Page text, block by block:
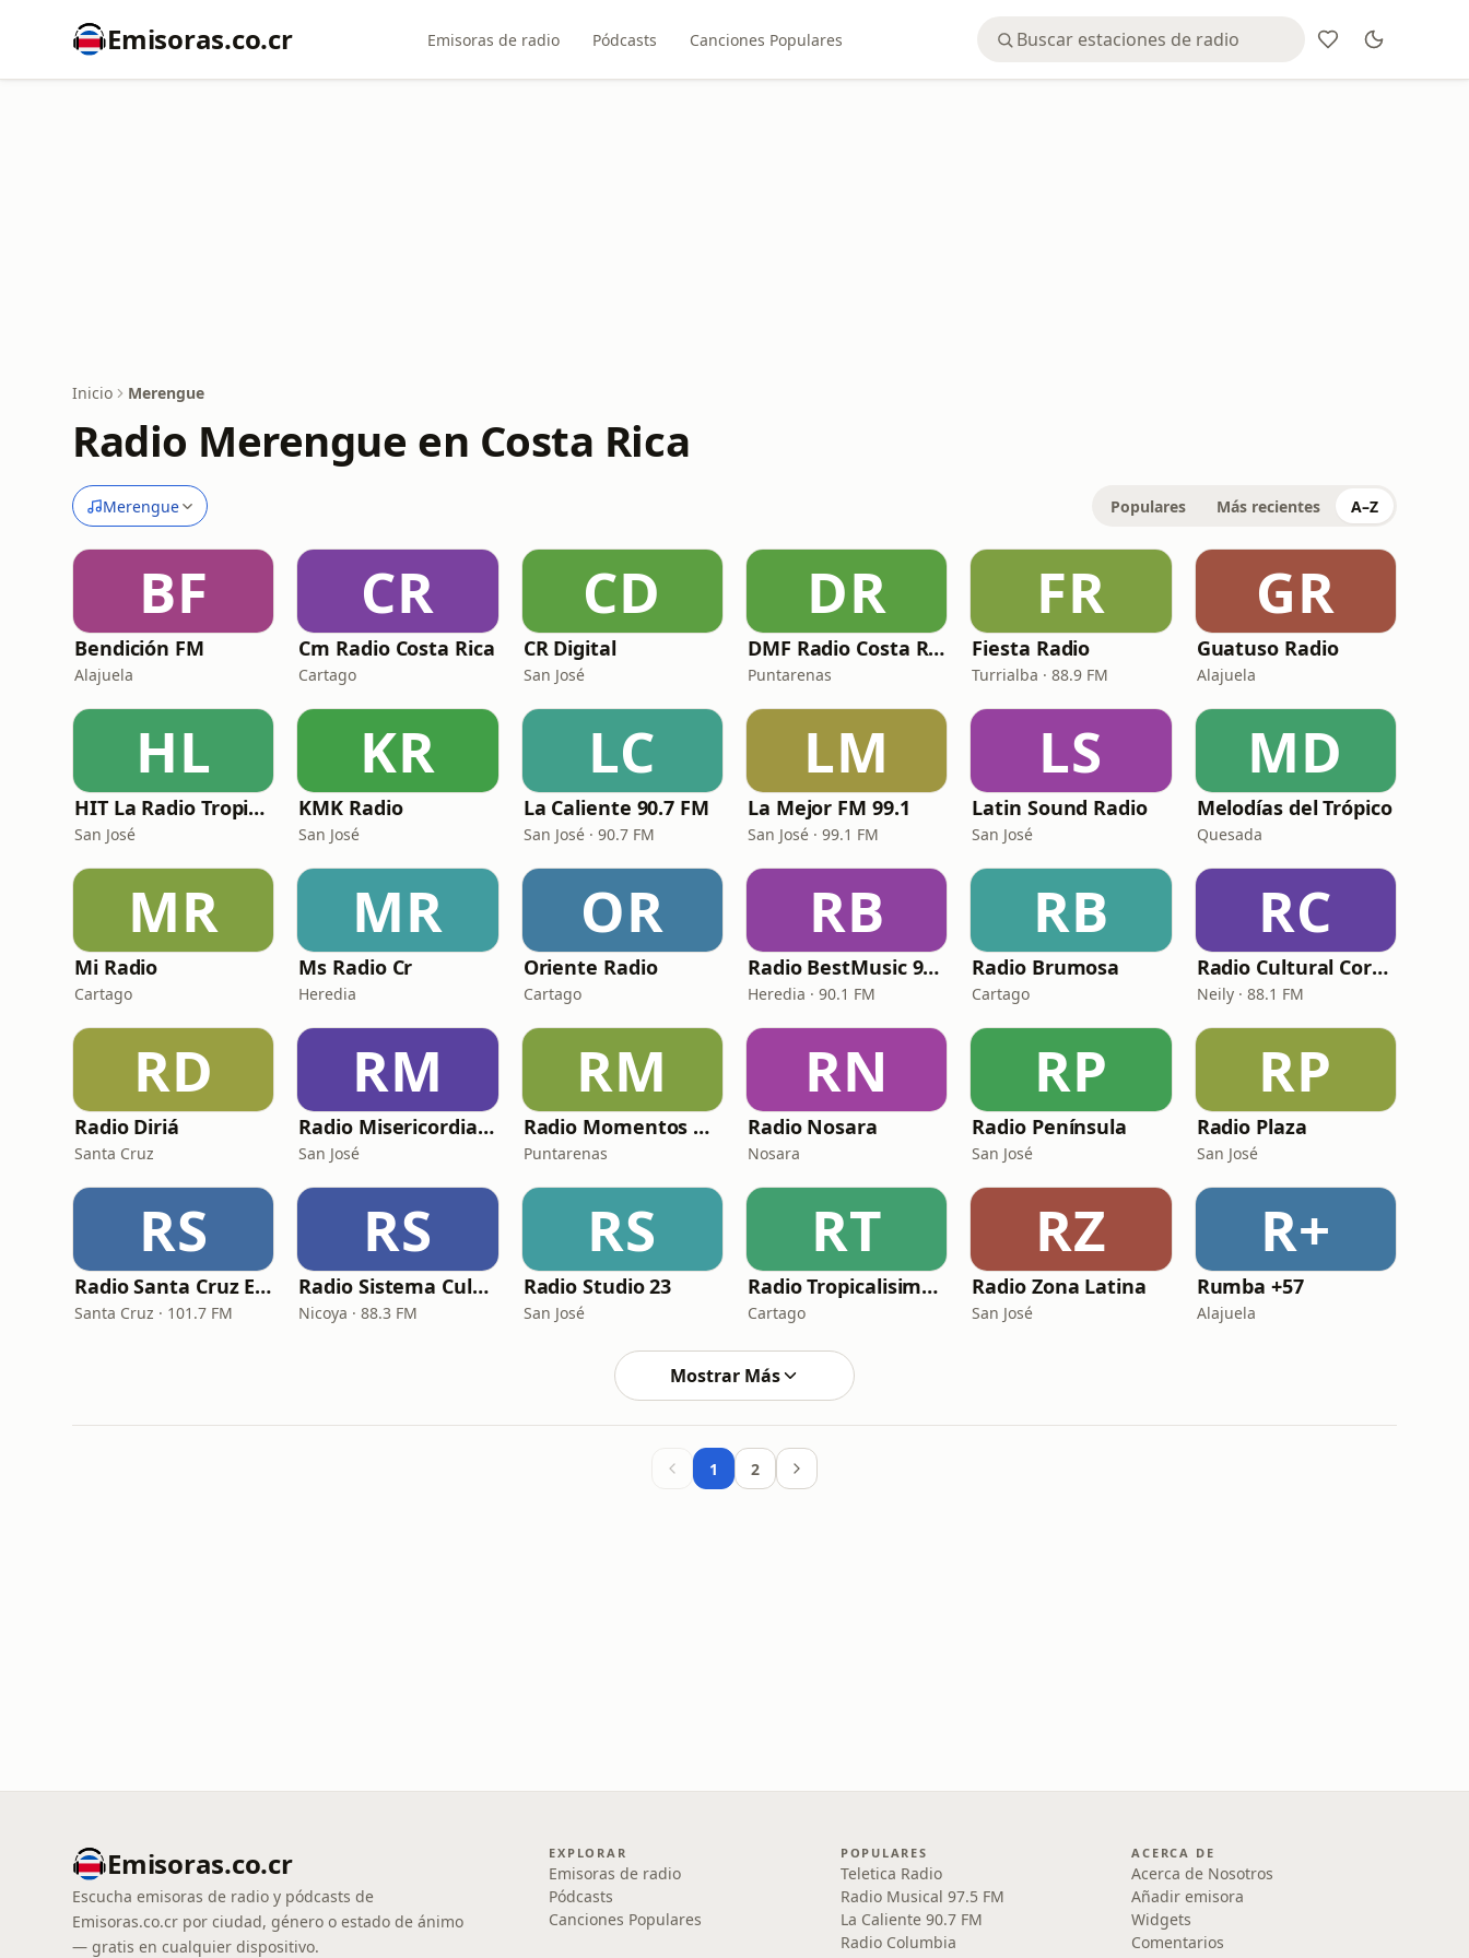
Emisoras.co.cr Emisoras de radio Pódcasts Canciones Populares
Inicio Merengue
Radio Merengue en Costa Rica
Merengue Populares Más recientes A–Z
BF
Bendición FM
Alajuela
CR
Cm Radio Costa Rica
Cartago
CD
CR Digital
San José
DR
DMF Radio Costa Rica
Puntarenas
FR
Fiesta Radio
Turrialba · 88.9 FM
GR
Guatuso Radio
Alajuela
HL
HIT La Radio Tropical
San José
KR
KMK Radio
San José
LC
La Caliente 90.7 FM
San José · 90.7 FM
LM
La Mejor FM 99.1
San José · 99.1 FM
LS
Latin Sound Radio
San José
MD
Melodías del Trópico
Quesada
MR
Mi Radio
Cartago
MR
Ms Radio Cr
Heredia
OR
Oriente Radio
Cartago
RB
Radio BestMusic 90.1 FM
Heredia · 90.1 FM
RB
Radio Brumosa
Cartago
RC
Radio Cultural Corredores
Neily · 88.1 FM
RD
Radio Diriá
Santa Cruz
RM
Radio Misericordia Juvenil
San José
RM
Radio Momentos Costa Rica
Puntarenas
RN
Radio Nosara
Nosara
RP
Radio Península
San José
RP
Radio Plaza
San José
RS
Radio Santa Cruz Estéreo
Santa Cruz · 101.7 FM
RS
Radio Sistema Cultural Nicoyano (La Cultural Nicoya F.M. Radio)
Nicoya · 88.3 FM
RS
Radio Studio 23
San José
RT
Radio Tropicalisima CR
Cartago
RZ
Radio Zona Latina
San José
R+
Rumba +57
Alajuela
Mostrar Más
1 2
Emisoras.co.cr
Escucha emisoras de radio y pódcasts de
Emisoras.co.cr por ciudad, género o estado de ánimo
— gratis en cualquier dispositivo.
EXPLORAR
Emisoras de radio
Pódcasts
Canciones Populares
POPULARES
Teletica Radio
Radio Musical 97.5 FM
La Caliente 90.7 FM
Radio Columbia
ACERCA DE
Acerca de Nosotros
Añadir emisora
Widgets
Comentarios